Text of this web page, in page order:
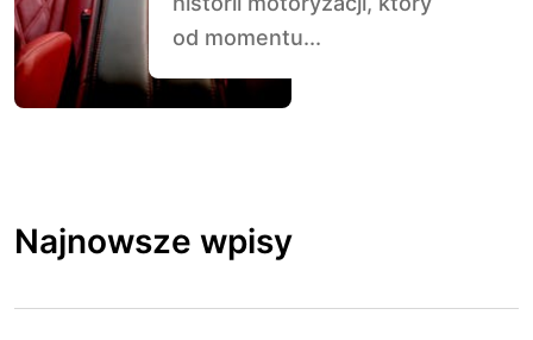
od momentu...
Najnowsze wpisy